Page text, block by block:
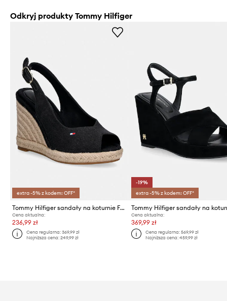
Odkryj produkty Tommy Hilfiger
extra -5% z kodem: OFF*
Tommy Hilfiger sandały na koturnie FLAG HIGH WEDGE ESPAD SLINGBACK
Cena aktualna:
236,99 zł
Cena regularna:369,99 zł
Najniższa cena:249,99 zł
-19%
extra -5% z kodem: OFF*
Cena aktualna:
369,99 zł
Cena regularna: 569,99 zł
Najniższa cena: 459,99 zł